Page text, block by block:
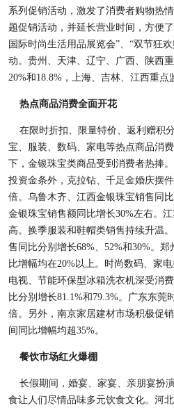
系列促销活动，激发了消费者购物热
题促销活动，并延长营业时间，方便
国际时尚生活用品展览会”、“双节狂
动。贵州、天津、辽宁、广西、陕西
20%和18.8%，上海、吉林、江西重点
热点商品消费全面开花
在限时折扣、限量特价、返利赠积
宝、服装、数码、家电等热点商品消
下，金银珠宝类商品受到消费者热捧
投资金条外，克拉钻、千足金婚庆摆
倍。乌鲁木齐、江西金银珠宝销售同
金银珠宝销售额同比增长30%左右。
高。换季服装和鞋帽类销售持续升温
售同比分别增长68%、52%和30%。
比增幅均在20%以上。时尚数码、家
电视、节能环保型冰箱洗衣机深受消
比分别增长81.1%和79.3%。广东东
倍。另外，南京家居建材市场积极促
间同比增幅均超35%。
餐饮市场红火爆棚
长假期间，婚宴、家宴、亲朋宴扮
食让人们尽情品味多元饮食文化。河